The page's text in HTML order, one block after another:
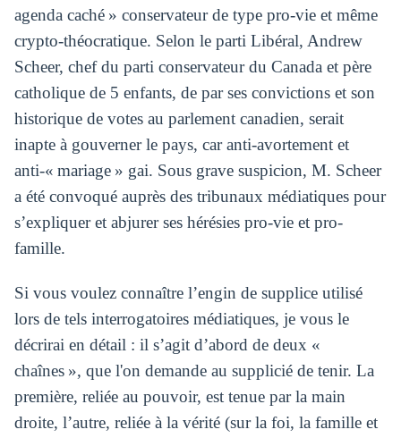
agenda caché » conservateur de type pro-vie et même
crypto-théocratique. Selon le parti Libéral, Andrew
Scheer, chef du parti conservateur du Canada et père
catholique de 5 enfants, de par ses convictions et son
historique de votes au parlement canadien, serait
inapte à gouverner le pays, car anti-avortement et
anti-« mariage » gai. Sous grave suspicion, M. Scheer
a été convoqué auprès des tribunaux médiatiques pour
s’expliquer et abjurer ses hérésies pro-vie et pro-
famille.
Si vous voulez connaître l’engin de supplice utilisé
lors de tels interrogatoires médiatiques, je vous le
décrirai en détail : il s’agit d’abord de deux «
chaînes », que l'on demande au supplicié de tenir. La
première, reliée au pouvoir, est tenue par la main
droite, l’autre, reliée à la vérité (sur la foi, la famille et